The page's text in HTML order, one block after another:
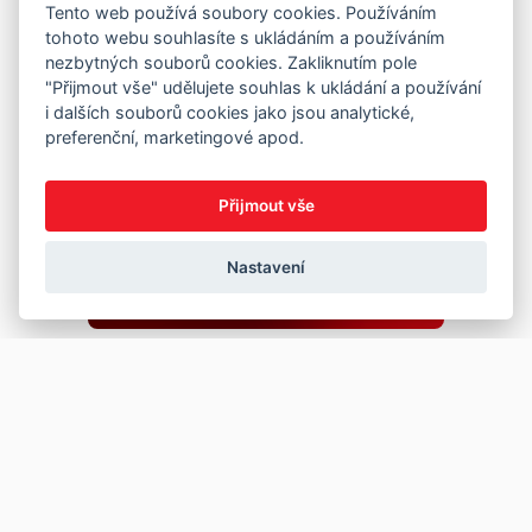
Tento web používá soubory cookies. Používáním
tohoto webu souhlasíte s ukládáním a používáním
nezbytných souborů cookies. Zakliknutím pole
"Přijmout vše" udělujete souhlas k ukládání a používání
i dalších souborů cookies jako jsou analytické,
preferenční, marketingové apod.
Přijmout vše
Nastavení